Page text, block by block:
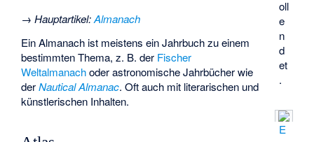
oll
e
n
d
et
.
E
→Hauptartikel:Almanach
Ein Almanach ist meistens ein Jahrbuch zu einem
bestimmten Thema, z. B. der Fischer
Weltalmanachoder astronomische Jahrbücher wie
derNautical Almanac. Oft auch mit literarischen und
künstlerischen Inhalten.